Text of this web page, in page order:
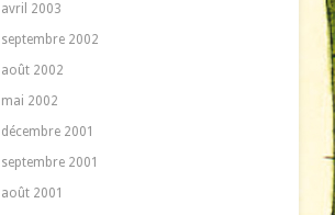
avril 2003
septembre 2002
août 2002
mai 2002
décembre 2001
septembre 2001
août 2001